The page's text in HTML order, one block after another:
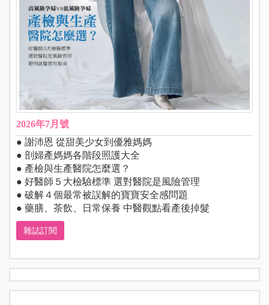
2026年7月號
● 謝沛恩 從甜美少女到優雅媽媽
● 剖婦產媽媽各階段照護大全
● 產檢與生產醫院怎麼選？
● 好醫師５大檢驗標準 選對醫院是風險管理
● 破解４個最常被誤解的寶寶安全感問題
● 藥膳、茶飲、日常保養 中醫觀點看產後掉髮
雜誌訂閱